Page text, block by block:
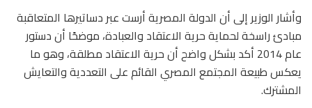
وأشار الوزير إلى أن الدولة المصرية أرست عبر دساتيرها المتعاقبة
مبادئ راسخة لحماية حرية الاعتقاد والعبادة، موضحًا أن دستور
عام 2014 أكد بشكل واضح أن حرية الاعتقاد مطلقة، وهو ما
يعكس طبيعة المجتمع المصري القائم على التعددية والتعايش
المشترك.